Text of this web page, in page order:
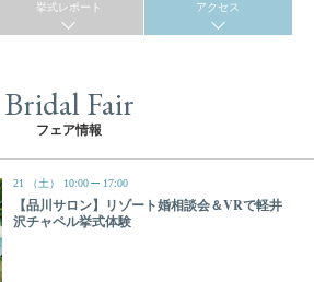
挙式レポート アクセス
Bridal Fair
フェア情報
21 （土） 10:00 17:00
【品川サロン】リゾート婚相談会＆VRで軽井
沢チャペル挙式体験